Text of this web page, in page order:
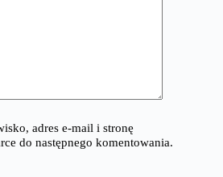
adres e-mail i stronę
do następnego komentowania.